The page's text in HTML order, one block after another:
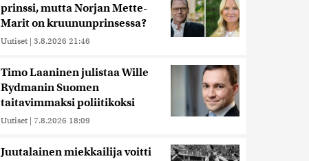
prinssi, mutta Norjan Mette-
Marit on kruununprinsessa?
Uutiset | 3.8.2026 21:46
Timo Laaninen julistaa Wille
Rydmanin Suomen
taitavimmaksi poliitikoksi
Uutiset | 7.8.2026 18:09
Juutalainen miekkailija voitti